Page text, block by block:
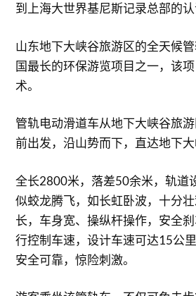
到上海大世界基尼斯记录总部的认
山东地下大峡谷旅游区的全天候
国最长的环保游览项目之一，该
术。
管轨电动滑道车从地下大峡谷旅
前出发，沿山势而下，直达地下大
全长2800米，落差50余米，轨道
似蛟龙腾飞，如长虹卧波，十分
长，车身宽、操纵杆操作，安全
行控制车速，设计车速可达15公
安全可靠，惊险刺激。